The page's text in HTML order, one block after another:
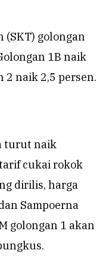
(SKT) golongan
1B naik
2 naik 2,5 persen.
turut naik
cukai rokok
dirilis, harga
Sampoerna
golongan 1 akan